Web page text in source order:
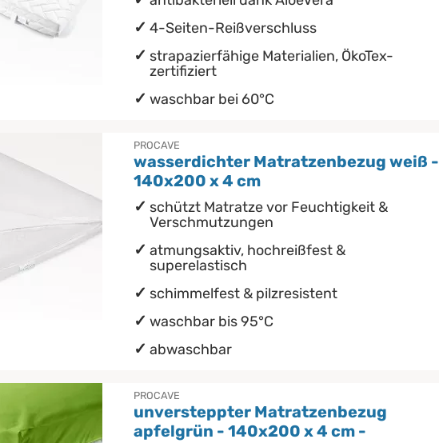
4-Seiten-Reißverschluss
strapazierfähige Materialien, ÖkoTex-
zertifiziert
waschbar bei 60°C
PROCAVE
wasserdichter Matratzenbezug weiß -
140x200 x 4 cm
schützt Matratze vor Feuchtigkeit &
Verschmutzungen
atmungsaktiv, hochreißfest &
superelastisch
schimmelfest & pilzresistent
waschbar bis 95°C
abwaschbar
PROCAVE
unversteppter Matratzenbezug
apfelgrün - 140x200 x 4 cm -